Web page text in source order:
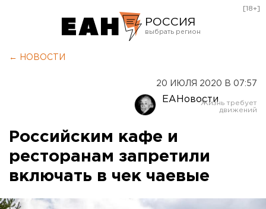
РОССИЯ
Оренбург
[18+]
← НОВОСТИ
20 ИЮЛЯ 2020 В 07:57
ЕАНовости
Российским кафе и
ресторанам запретили
включать в чек чаевые